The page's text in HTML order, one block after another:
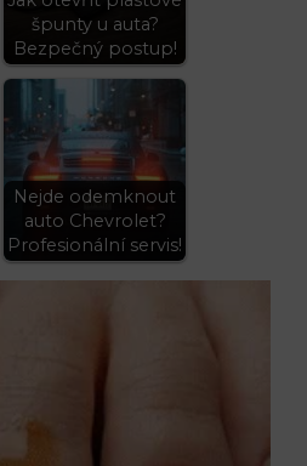
špunty u auta?
Bezpečný postup!
Nejde odemknout
auto Chevrolet?
Profesionální servis!